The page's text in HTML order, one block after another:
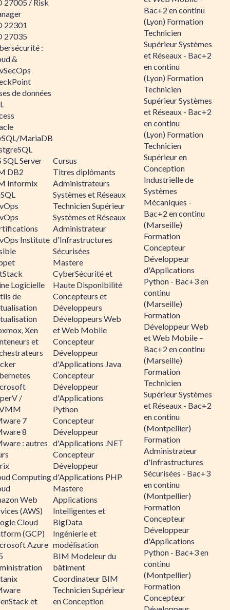
27005 / Risk
22301
27035
:
&
de données
MariaDB
SQL Server
DB2
Informix
Institute
Logicielle
de
Xen
et
/
7
8
: autres
Computing
Web
(AWS)
Cloud
(GCP)
Azure
et
Cursus
Titres diplômants
Administrateurs
Systèmes et Réseaux
Technicien Supérieur
Systèmes et Réseaux
Administrateur
d'Infrastructures
Sécurisées
Mastere
CyberSécurité et
Haute Disponibilité
Concepteurs et
Développeurs
Développeurs Web
et Web Mobile
Concepteur
Développeur
d'Applications Java
Concepteur
Développeur
d'Applications
Python
Concepteur
Développeur
d'Applications .NET
Concepteur
Développeur
d'Applications PHP
Mastere
Applications
Intelligentes et
BigData
Ingénierie et
modélisation
BIM Modeleur du
bâtiment
Coordinateur BIM
Technicien Supérieur
en Conception
Bac+2 en continu
(Lyon) Formation
Technicien
Supérieur Systèmes
et Réseaux - Bac+2
en continu
(Lyon) Formation
Technicien
Supérieur Systèmes
et Réseaux - Bac+2
en continu
(Lyon) Formation
Technicien
Supérieur en
Conception
Industrielle de
Systèmes
Mécaniques -
Bac+2 en continu
(Marseille)
Formation
Concepteur
Développeur
d'Applications
Python - Bac+3 en
continu
(Marseille)
Formation
Développeur Web
et Web Mobile –
Bac+2 en continu
(Marseille)
Formation
Technicien
Supérieur Systèmes
et Réseaux - Bac+2
en continu
(Montpellier)
Formation
Administrateur
d'Infrastructures
Sécurisées - Bac+3
en continu
(Montpellier)
Formation
Concepteur
Développeur
d'Applications
Python - Bac+3 en
continu
(Montpellier)
Formation
Concepteur